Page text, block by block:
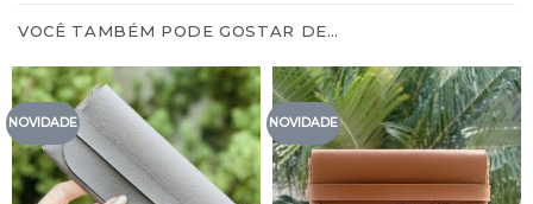
VOCÊ TAMBÉM PODE GOSTAR DE…
NOVIDADE NOVIDADE